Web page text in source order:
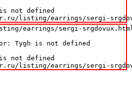
not defined
listing/earrings/sergi-
earrings/sergi-
Tygh is not defined
not defined
listing/earrings/sergi-